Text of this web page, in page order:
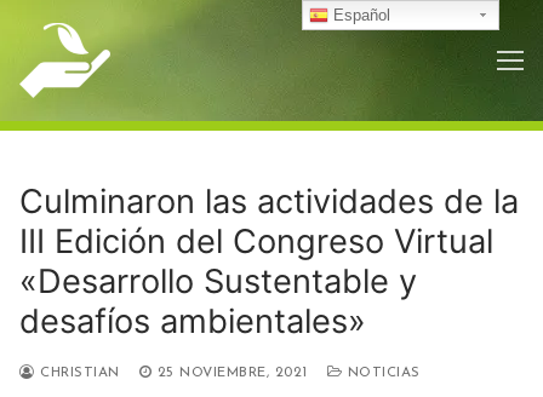
contenido
Culminaron las actividades de la
III Edición del Congreso Virtual
«Desarrollo Sustentable y
desafíos ambientales»
CHRISTIAN 25 NOVIEMBRE, 2021 NOTICIAS
Español